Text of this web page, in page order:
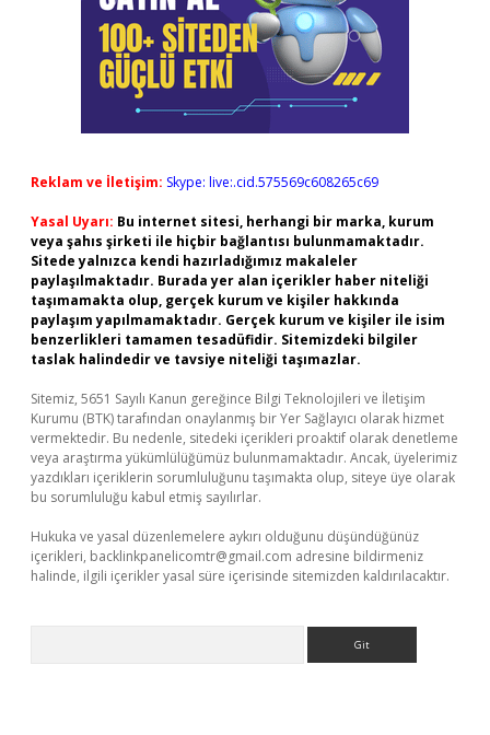
Reklam ve İletişim: Skype: live:.cid.575569c608265c69
Yasal Uyarı: Bu internet sitesi, herhangi bir marka, kurum
veya şahıs şirketi ile hiçbir bağlantısı bulunmamaktadır.
Sitede yalnızca kendi hazırladığımız makaleler
paylaşılmaktadır. Burada yer alan içerikler haber niteliği
taşımamakta olup, gerçek kurum ve kişiler hakkında
paylaşım yapılmamaktadır. Gerçek kurum ve kişiler ile isim
benzerlikleri tamamen tesadüfidir. Sitemizdeki bilgiler
taslak halindedir ve tavsiye niteliği taşımazlar.
Sitemiz, 5651 Sayılı Kanun gereğince Bilgi Teknolojileri ve İletişim
Kurumu (BTK) tarafından onaylanmış bir Yer Sağlayıcı olarak hizmet
vermektedir. Bu nedenle, sitedeki içerikleri proaktif olarak denetleme
veya araştırma yükümlülüğümüz bulunmamaktadır. Ancak, üyelerimiz
yazdıkları içeriklerin sorumluluğunu taşımakta olup, siteye üye olarak
bu sorumluluğu kabul etmiş sayılırlar.
Hukuka ve yasal düzenlemelere aykırı olduğunu düşündüğünüz
içerikleri, backlinkpanelicomtr@gmail.com adresine bildirmeniz
halinde, ilgili içerikler yasal süre içerisinde sitemizden kaldırılacaktır.